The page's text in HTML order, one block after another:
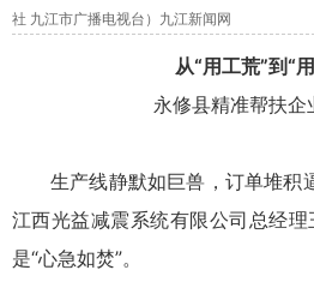
社 九江市广播电视台）九江新闻网
从“用工荒”到“
永修县精准帮扶企
生产线静默如巨兽，订单堆
江西光益减震系统有限公司总经
是“心急如焚”。